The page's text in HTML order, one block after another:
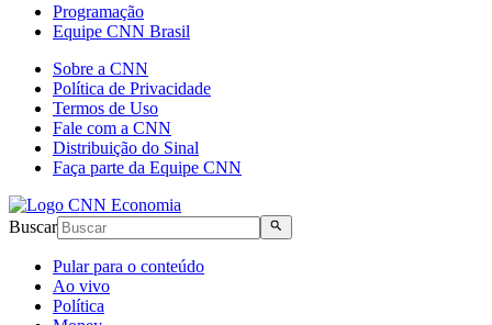
Programação
Equipe CNN Brasil
Sobre a CNN
Política de Privacidade
Termos de Uso
Fale com a CNN
Distribuição do Sinal
Faça parte da Equipe CNN
Buscar
Pular para o conteúdo
Ao vivo
Política